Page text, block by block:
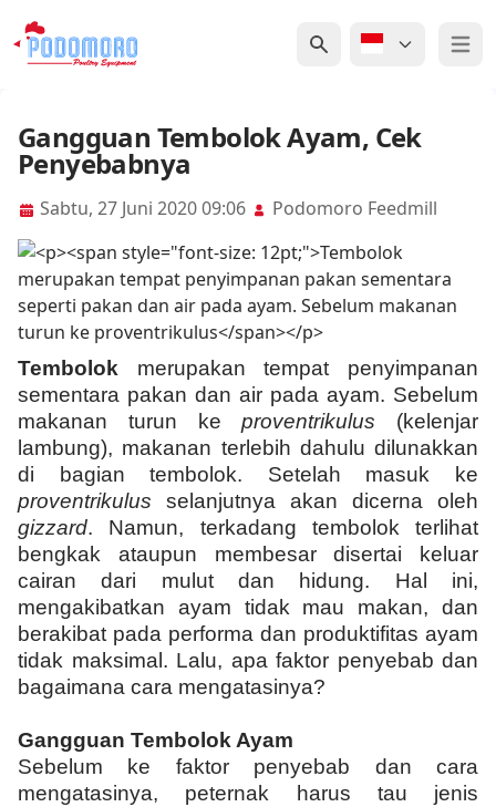
Open
Gangguan Tembolok Ayam, Cek
Penyebabnya
Sabtu, 27 Juni 2020 09:06 Podomoro Feedmill
Tembolok merupakan tempat penyimpanan
sementara pakan dan air pada ayam. Sebelum
makanan turun keproventrikulus (kelenjar
lambung), makanan terlebih dahulu dilunakkan
di bagian tembolok. Setelah masuk ke
proventrikulus selanjutnya akan dicerna oleh
gizzard. Namun, terkadang tembolok terlihat
bengkak ataupun membesar disertai keluar
cairan dari mulut dan hidung. Hal ini,
mengakibatkan ayam tidak mau makan, dan
berakibat pada performa dan produktifitas ayam
tidak maksimal. Lalu, apa faktor penyebab dan
bagaimana cara mengatasinya?
Gangguan Tembolok Ayam
Sebelum ke faktor penyebab dan cara
mengatasinya, peternak harus tau jenis